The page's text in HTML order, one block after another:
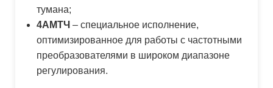
тумана;
4АМТЧ – специальное исполнение,
оптимизированное для работы с частотными
преобразователями в широком диапазоне
регулирования.